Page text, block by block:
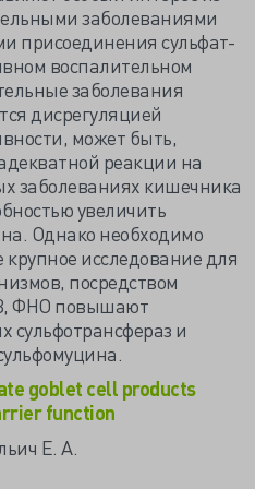
заболеваниями
присоединения сульфат-
воспалительном
заболевания
дисрегуляцией
может быть,
реакции на
заболеваниях кишечника
увеличить
Однако необходимо
исследование для
посредством
ФНО повышают
сульфотрансфераз и
goblet cell products
function
Е. А.